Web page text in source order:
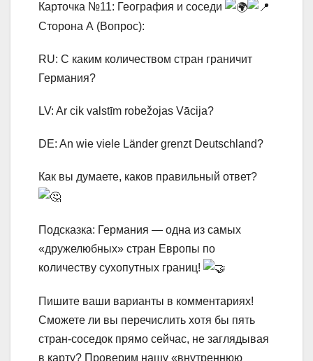
Карточка №11: География и соседи
Сторона А (Вопрос):
RU: С каким количеством стран граничит
Германия?
LV: Ar cik valstīm robežojas Vācija?
DE: An wie viele Länder grenzt Deutschland?
Как вы думаете, каков правильный ответ?
Подсказка: Германия — одна из самых
«дружелюбных» стран Европы по
количеству сухопутных границ!
Пишите ваши варианты в комментариях!
Сможете ли вы перечислить хотя бы пять
стран-соседок прямо сейчас, не заглядывая
в карту? Проверим нашу «внутреннюю